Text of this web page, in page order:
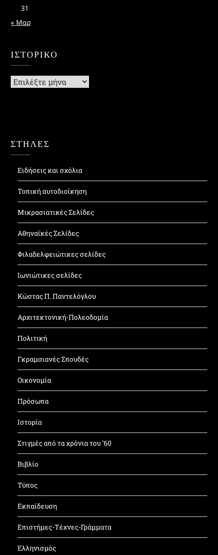
31
« Μαρ
ΙΣΤΟΡΙΚΌ
Ιστορικό
ΣΤΗΛΕΣ
Ειδήσεις και σχόλια
Τοπική αυτοδιοίκηση
Μικρασιατικές Σελίδες
Αθηναϊκές Σελίδες
Φιλαδελφειώτικες σελίδες
Ιωνιώτικες σελίδες
Κώστας Π. Παντελόγλου
Αρχιτεκτονική-Πολεοδομία
Πολιτική
Γκραμσιανές Σπουδές
Οικονομία
Πρόσωπα
Ιστορία
Στιγμές από τα χρόνια του ’60
Βιβλίο
Τύπος
Εκπαίδευση
Επιστήμες-Τέχνες-Γράμματα
Ελληνισμός